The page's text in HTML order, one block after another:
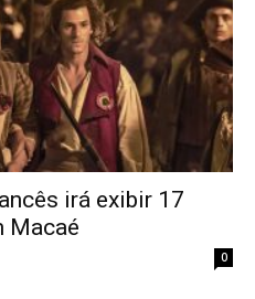
irá exibir 17
Macaé
0